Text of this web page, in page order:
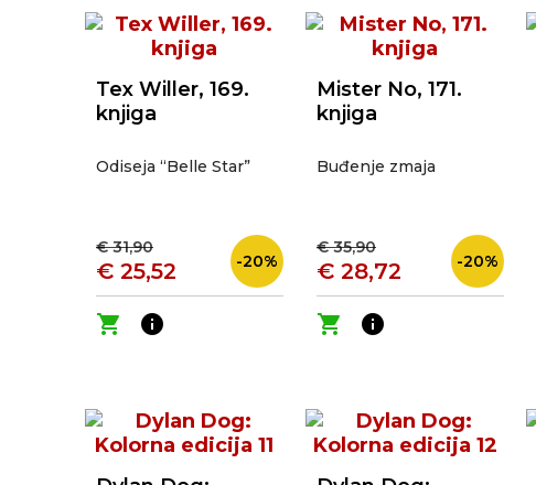
Tex Willer, 169.
knjiga
Odiseja “Belle Star”
€ 31,90
€ 25,52 -20%
shopping_cart info
Mister No, 171.
knjiga
Buđenje zmaja
€ 35,90
€ 28,72 -20%
shopping_cart info